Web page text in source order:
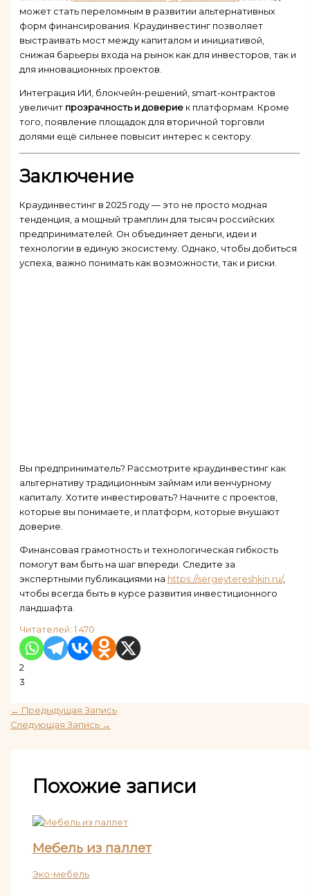
может стать переломным в развитии альтернативных
форм финансирования. Краудинвестинг позволяет
выстраивать мост между капиталом и инициативой,
снижая барьеры входа на рынок как для инвесторов, так и
для инновационных проектов.
Интеграция ИИ, блокчейн-решений, smart-контрактов
увеличит прозрачность и довериек платформам. Кроме
того, появление площадок для вторичной торговли
долями ещё сильнее повысит интерес к сектору.
Заключение
Краудинвестинг в 2025 году — это не просто модная
тенденция, а мощный трамплин для тысяч российских
предпринимателей. Он объединяет деньги, идеи и
технологии в единую экосистему. Однако, чтобы добиться
успеха, важно понимать как возможности, так и риски.
Вы предприниматель? Рассмотрите краудинвестинг как
альтернативу традиционным займам или венчурному
капиталу. Хотите инвестировать? Начните с проектов,
которые вы понимаете, и платформ, которые внушают
доверие.
Финансовая грамотность и технологическая гибкость
помогут вам быть на шаг впереди. Следите за
экспертными публикациями на https://sergeytereshkin.ru/,
чтобы всегда быть в курсе развития инвестиционного
ландшафта.
Читателей: 1 470
2
3
← Предыдущая Запись
Следующая Запись →
Похожие записи
Мебель из паллет
Эко-мебель